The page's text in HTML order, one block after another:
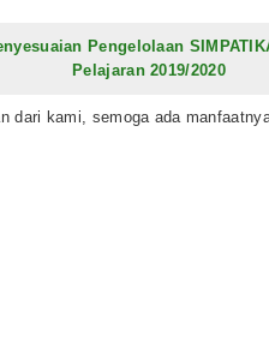
Pengelolaan
Pelajaran 2019/2020
dari kami, semoga ada